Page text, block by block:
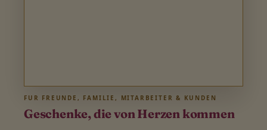
FÜR FREUNDE, FAMILIE, MITARBEITER & KUNDEN
Geschenke, die von Herzen kommen